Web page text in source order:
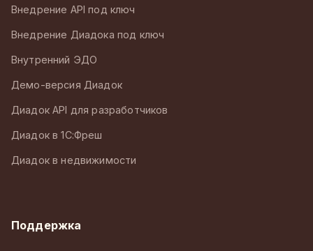
Внедрение API под ключ
Внедрение Диадока под ключ
Внутренний ЭДО
Демо-версия Диадок
Диадок API для разработчиков
Диадок в 1С:Фреш
Диадок в недвижимости
Поддержка